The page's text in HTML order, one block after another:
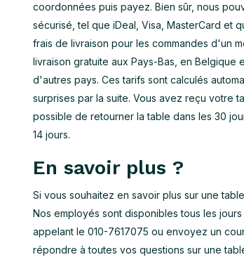
coordonnées puis payez. Bien sûr, nous
sécurisé, tel que iDeal, Visa, MasterCard et
frais de livraison pour les commandes d'un
livraison gratuite aux Pays-Bas, en
d'autres pays. Ces tarifs sont calculés
surprises par la suite. Vous avez reçu votre
possible de retourner la table dans les 30
14 jours.
En savoir plus ?
Si vous souhaitez en savoir plus sur une
Nos employés sont disponibles tous les
appelant le 010-7617075 ou envoyez un
répondre à toutes vos questions sur une